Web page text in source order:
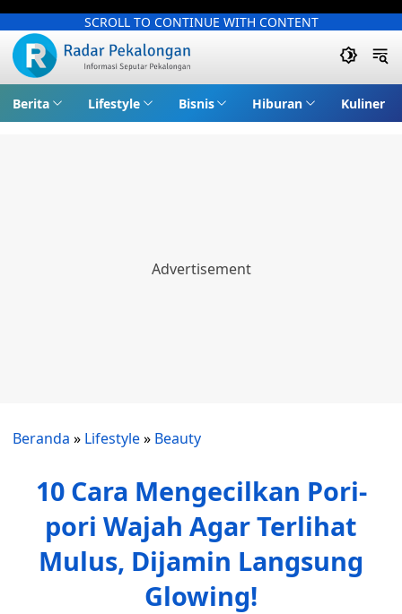
SCROLL TO CONTINUE WITH CONTENT
Berita Lifestyle Bisnis Hiburan Kuliner
Beranda » Lifestyle» Beauty
10 Cara Mengecilkan Pori-
pori Wajah Agar Terlihat
Mulus, Dijamin Langsung
Glowing!